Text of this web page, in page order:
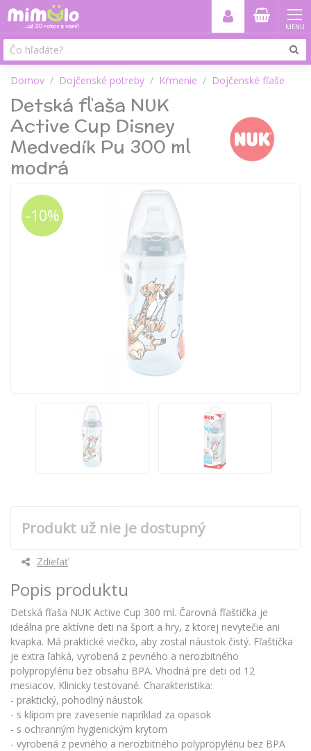
MENU
Domov Dojčenské potreby Kŕmenie Dojčenské fľaše
Detská fľaša NUK
Active Cup Disney
Medvedík Pu 300 ml
modrá
-10%
Produkt už nie je dostupný
Zdieľať
Popis produktu
Detská fľaša NUK Active Cup 300 ml. Čarovná fľaštička je
ideálna pre aktívne deti na šport a hry, z ktorej nevytečie ani
kvapka. Má praktické viečko, aby zostal náustok čistý. Fľaštička
je extra ľahká, vyrobená z pevného a nerozbitného
polypropylénu bez obsahu BPA. Vhodná pre deti od 12
mesiacov. Klinicky testované. Charakteristika:
- praktický, pohodlný náustok
- s klipom pre zavesenie napríklad za opasok
- s ochranným hygienickým krytom
- vyrobená z pevného a nerozbitného polypropylénu bez BPA